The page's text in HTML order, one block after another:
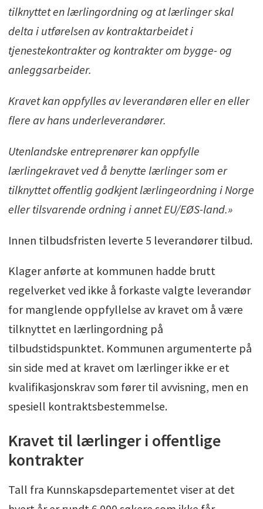
tilknyttet en lærlingordning og at lærlinger skal
delta i utførelsen av kontraktarbeidet i
tjenestekontrakter og kontrakter om bygge- og
anleggsarbeider.
Kravet kan oppfylles av leverandøren eller en eller
flere av hans underleverandører.
Utenlandske entreprenører kan oppfylle
lærlingekravet ved å benytte lærlinger som er
tilknyttet offentlig godkjent lærlingeordning i Norge
eller tilsvarende ordning i annet EU/EØS-land.»
Innen tilbudsfristen leverte 5 leverandører tilbud.
Klager anførte at kommunen hadde brutt
regelverket ved ikke å forkaste valgte leverandør
for manglende oppfyllelse av kravet om å være
tilknyttet en lærlingordning på
tilbudstidspunktet. Kommunen argumenterte på
sin side med at kravet om lærlinger ikke er et
kvalifikasjonskrav som fører til avvisning, men en
spesiell kontraktsbestemmelse.
Kravet til lærlinger i offentlige
kontrakter
Tall fra Kunnskapsdepartementet viser at det